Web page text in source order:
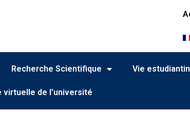
Recherche Scientifique Vie
virtuelle de l’université